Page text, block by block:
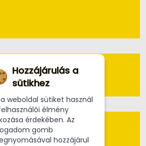
Hozzájárulás a
sütikhez
a weboldal sütiket használ
élmény
érdekében. Az
gomb
hozzájárul